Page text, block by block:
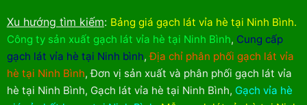
Xu hướng tìm kiếm: Bảng giá gạch lát vỉa hè tại Ninh Bình.
Công ty sản xuất gạch lát vỉa hè tại Ninh Bình, Cung cấp
gạch lát vỉa hè tại Ninh bình,Địa chỉ phân phối gạch lát vỉa
hè tại Ninh Bình,Đơn vị sản xuất và phân phối gạch lát vỉa
hè tại Ninh Bình, Gạch lát vỉa hè tại Ninh Bình, Gạch vỉa hè